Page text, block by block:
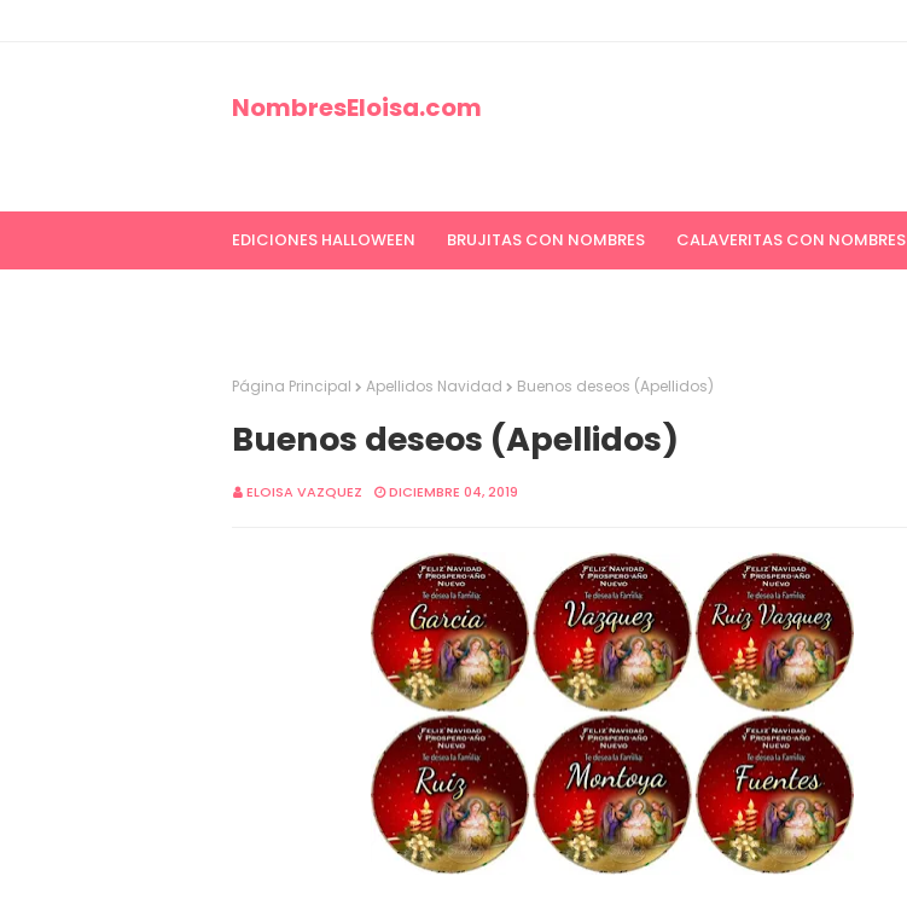
NombresEloisa.com
EDICIONES HALLOWEEN BRUJITAS CON NOMBRES CALAVERITAS CON NOMBRES
Página Principal Apellidos Navidad Buenos deseos (Apellidos)
Buenos deseos (Apellidos)
ELOISA VAZQUEZ DICIEMBRE 04, 2019